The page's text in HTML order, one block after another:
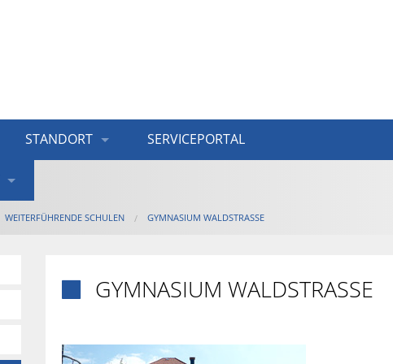
STANDORT SERVICEPORTAL
WEITERFÜHRENDE SCHULEN GYMNASIUM WALDSTRASSE
GYMNASIUM WALDSTRASSE